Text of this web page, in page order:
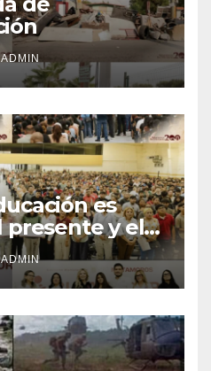
ADMIN
es
presente y el
ADMIN